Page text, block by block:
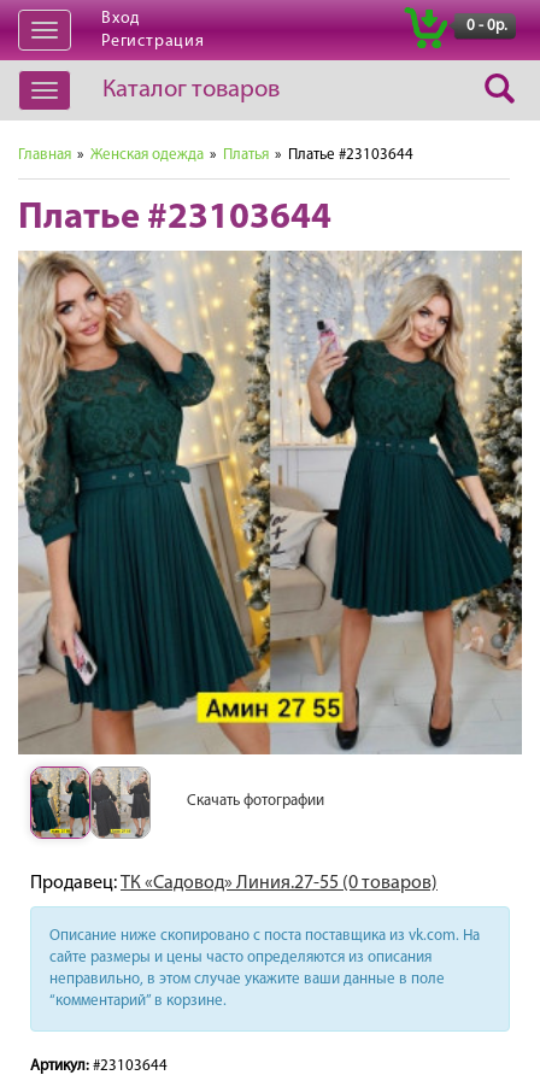
Открыть
навигацию
Вход
Регистрация
0 - 0р.
Открыть
навигацию
Каталог товаров
Главная » Женская одежда » Платья » Платье #23103644
Платье #23103644
Скачать фотографии
Продавец:ТК «Садовод» Линия.27-55 (0 товаров)
Описание ниже скопировано с поста поставщика из vk.com. На
сайте размеры и цены часто определяются из описания
неправильно, в этом случае укажите ваши данные в поле
“комментарий” в корзине.
Артикул: #23103644